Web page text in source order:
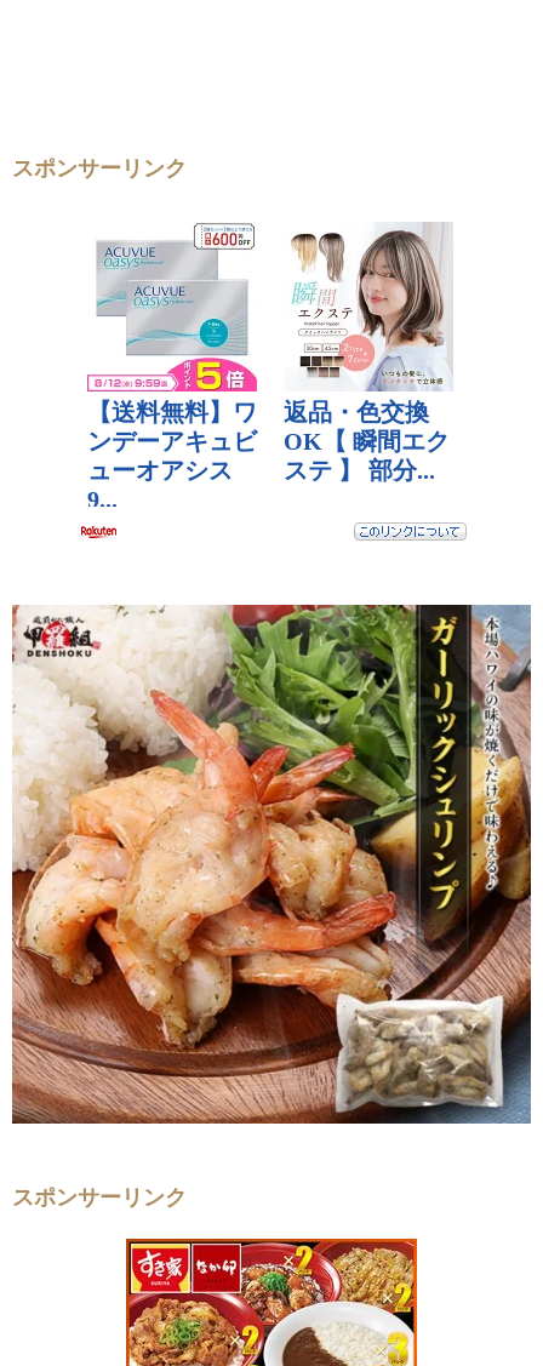
スポンサーリンク
スポンサーリンク